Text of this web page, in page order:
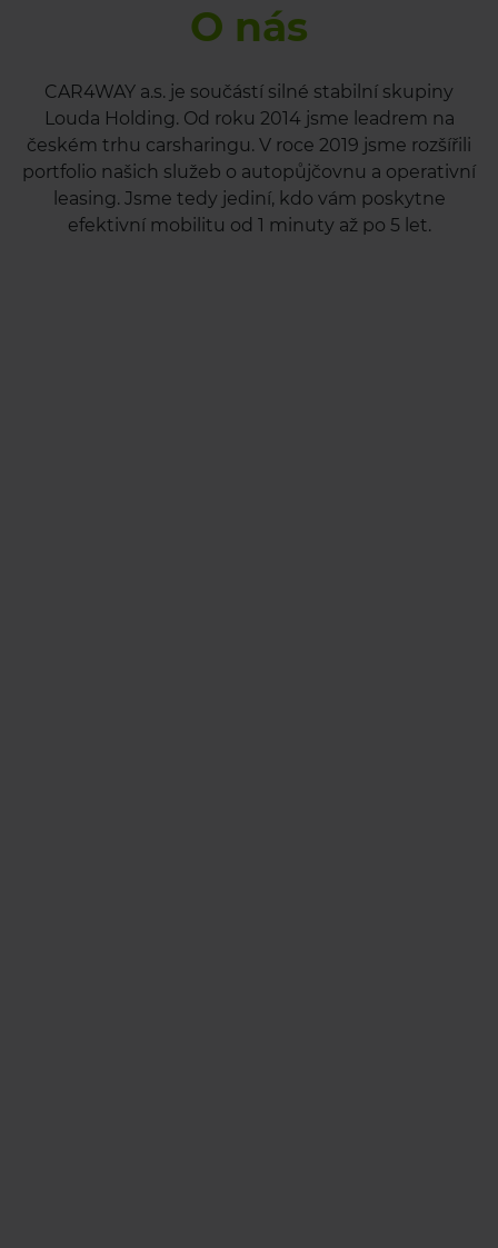
O nás
CAR4WAY a.s. je součástí silné stabilní skupiny
Louda Holding. Od roku 2014 jsme leadrem na
českém trhu carsharingu. V roce 2019 jsme rozšířili
portfolio našich služeb o autopůjčovnu a operativní
leasing. Jsme tedy jediní, kdo vám poskytne
efektivní mobilitu od 1 minuty až po 5 let.